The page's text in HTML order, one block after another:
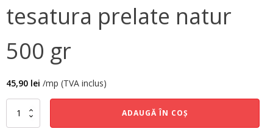
tesatura prelate natur
500 gr
45,90 lei /mp (TVA inclus)
Cantitate
tesatura
ADAUGĂ ÎN COȘ